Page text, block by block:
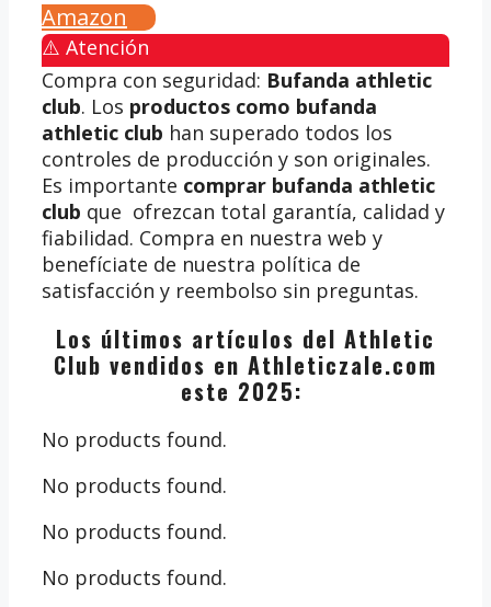
Amazon
⚠️ Atención
Compra con seguridad: Bufanda athletic
club. Los productos como bufanda
athletic club han superado todos los
controles de producción y son originales.
Es importante comprar bufanda athletic
club que ofrezcan total garantía, calidad y
fiabilidad. Compra en nuestra web y
benefíciate de nuestra política de
satisfacción y reembolso sin preguntas.
Los últimos artículos del Athletic
Club vendidos en Athleticzale.com
este 2025:
No products found.
No products found.
No products found.
No products found.